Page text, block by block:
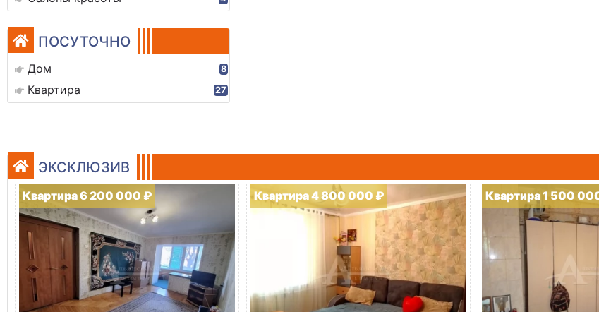
ПОСУТОЧНО
Дом 8
Квартира 27
ЭКСКЛЮЗИВ
Квартира 6 200 000 ₽ Квартира 4 800 000 ₽ Квартира 1 500